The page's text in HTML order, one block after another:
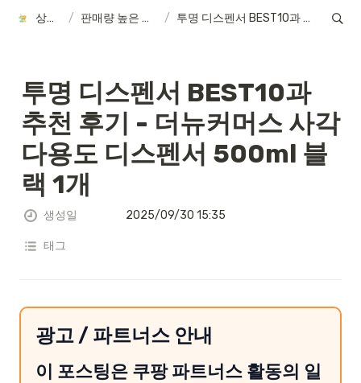
상품정보 / 판매량 높은 제품 후기 / 투명 디스펜서 BEST10과 추천 후기 - 더뉴커머스 사각 다용도 디스펜서 500ml 블랙 1개
투명 디스펜서 BEST10과
추천 후기 - 더뉴커머스 사각
다용도 디스펜서 500ml 블
랙 1개
생성일 2025/09/30 15:35
태그
광고 / 파트너스 안내
이 포스팅은 쿠팡 파트너스 활동의 일